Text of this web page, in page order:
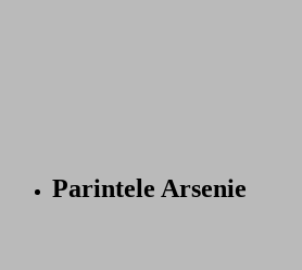
Parintele Arsenie